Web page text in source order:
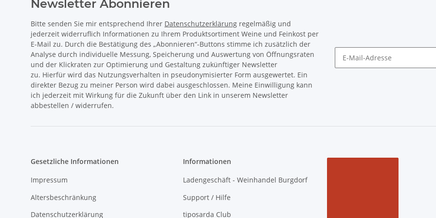
Newsletter Abonnieren
Bitte senden Sie mir entsprechend Ihrer Datenschutzerklärung regelmäßig und
jederzeit widerruflich Informationen zu Ihrem Produktsortiment Weine und Feinkost per
E-Mail zu. Durch die Bestätigung des „Abonnieren“-Buttons stimme ich zusätzlich der
Analyse durch individuelle Messung, Speicherung und Auswertung von Öffnungsraten
und der Klickraten zur Optimierung und Gestaltung zukünftiger Newsletter
zu. Hierfür wird das Nutzungsverhalten in pseudonymisierter Form ausgewertet. Ein
direkter Bezug zu meiner Person wird dabei ausgeschlossen. Meine Einwilligung kann
ich jederzeit mit Wirkung für die Zukunft über den Link in unserem Newsletter
abbestellen / widerrufen.
Gesetzliche Informationen
Impressum
Altersbeschränkung
Datenschutzerklärung
Informationen
Ladengeschäft - Weinhandel Burgdorf
Support / Hilfe
tiposarda Club